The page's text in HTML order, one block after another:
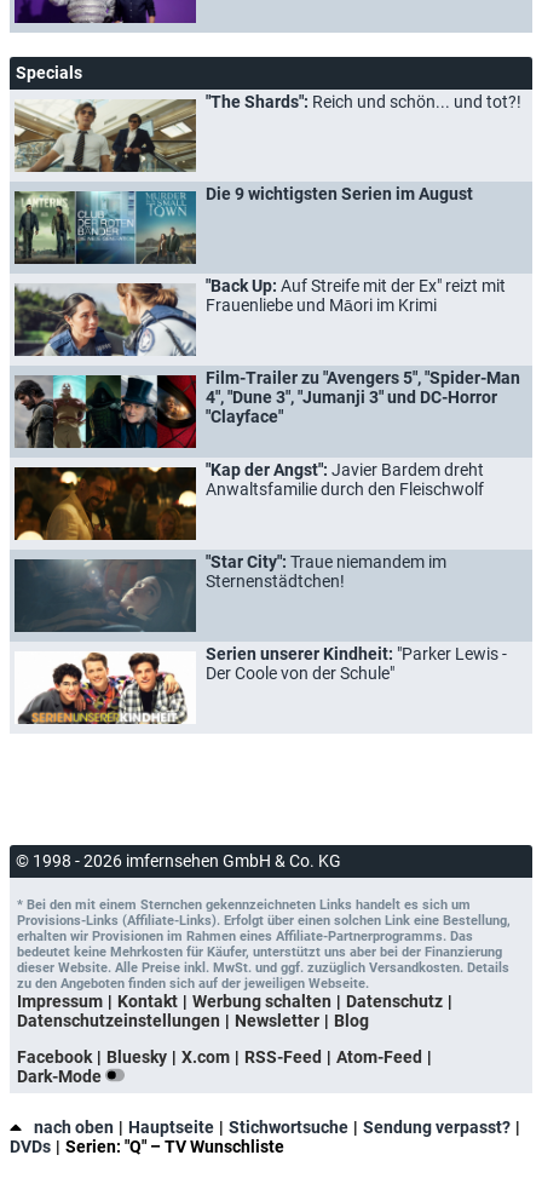
Specials
"The Shards": Reich und schön... und tot?!
Die 9 wichtigsten Serien im August
"Back Up: Auf Streife mit der Ex" reizt mit
Frauenliebe und Māori im Krimi
Film-Trailer zu "Avengers 5", "Spider-Man
4", "Dune 3", "Jumanji 3" und DC-Horror
"Clayface"
"Kap der Angst": Javier Bardem dreht
Anwaltsfamilie durch den Fleischwolf
"Star City": Traue niemandem im
Sternenstädtchen!
Serien unserer Kindheit: "Parker Lewis -
Der Coole von der Schule"
© 1998 - 2026 imfernsehen GmbH & Co. KG
* Bei den mit einem Sternchen gekennzeichneten Links handelt es sich um
Provisions-Links (Affiliate-Links). Erfolgt über einen solchen Link eine Bestellung,
erhalten wir Provisionen im Rahmen eines Affiliate-Partnerprogramms. Das
bedeutet keine Mehrkosten für Käufer, unterstützt uns aber bei der Finanzierung
dieser Website. Alle Preise inkl. MwSt. und ggf. zuzüglich Versandkosten. Details
zu den Angeboten finden sich auf der jeweiligen Webseite.
Impressum Kontakt Werbung schalten
Datenschutz
Datenschutzeinstellungen
Newsletter
Blog
Facebook
Bluesky X.com RSS-Feed
Atom-Feed
Dark-Mode
nach oben Hauptseite Stichwortsuche
Sendung verpasst?
DVDs
Serien: "Q" – TV Wunschliste